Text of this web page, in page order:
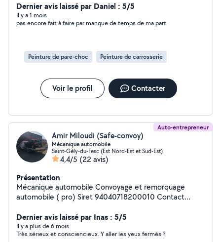
mécanique,électronique, diagnostic, carrosserie,et
accompagnement pour l'achat d'un véhicule d'occasion.
Dernier avis laissé par Daniel : 5/5
Il y a 1 mois
pas encore fait à faire par manque de temps de ma part
Peinture de pare-choc Peinture de carrosserie
Voir le profil Contacter
Auto-entrepreneur
Amir Miloudi (Safe-convoy)
Mécanique automobile
Saint-Gély-du-Fesc (Est Nord-Est et Sud-Est)
4,4/5 (22 avis)
Présentation
Mécanique automobile Convoyage et remorquage
automobile ( pro) Siret 94040718200010 Contact
Régénération de filtre a particule ( F.A.P. ) Rénovation
de phares . Recharge climatisation . Diagnostic auto
avec valise professionnelle. Service à domicile sur
Dernier avis laissé par Inas : 5/5
Il y a plus de 6 mois
Très sérieux et consciencieux. Y aller les yeux fermés ?